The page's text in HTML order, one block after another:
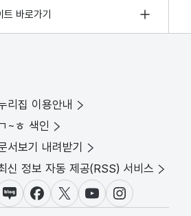
바로가기
리집 이용안내
~ㅎ 색인
서보기 내려받기
신 정보 자동 제공(RSS) 서비스
로그페이스북X(트위터)
유튜브인스타그램